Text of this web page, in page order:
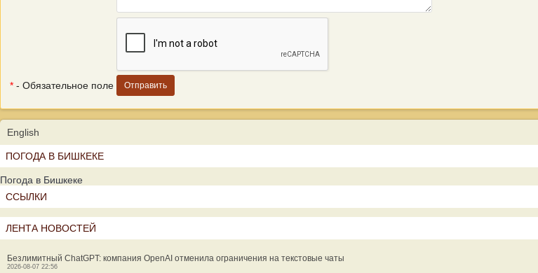
* - Обязательное поле
English
ПОГОДА В БИШКЕКЕ
Погода в Бишкеке
ССЫЛКИ
ЛЕНТА НОВОСТЕЙ
Безлимитный ChatGPT: компания OpenAI отменила ограничения на текстовые чаты
2026-08-07 22:56